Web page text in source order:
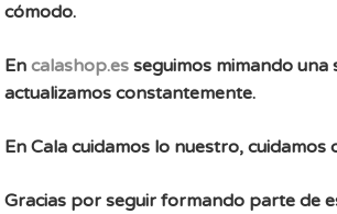
cómodo.
En calashop.esseguimos mimando una
actualizamos constantemente.
En Cala cuidamos lo nuestro, cuidamos
Gracias por seguir formando parte de